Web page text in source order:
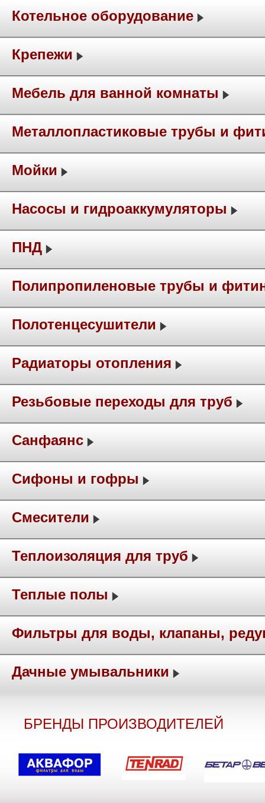
Котельное оборудование
Крепежи
Мебель для ванной комнаты
Металлопластиковые трубы и
Мойки
Насосы и гидроаккумуляторы
ПНД
Полипропиленовые трубы и
Полотенцесушители
Радиаторы отопления
Резьбовые переходы для труб
Санфаянс
Сифоны и гофры
Смесители
Теплоизоляция для труб
Теплые полы
Фильтры для воды, клапаны,
Дачные умывальники
БРЕНДЫ ПРОИЗВОДИТЕЛЕЙ